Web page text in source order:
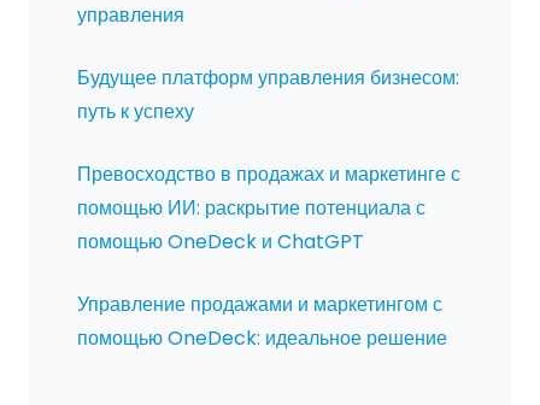
управления
Будущее платформ управления бизнесом:
путь к успеху
Превосходство в продажах и маркетинге с
помощью ИИ: раскрытие потенциала с
помощью OneDeck и ChatGPT
Управление продажами и маркетингом с
помощью OneDeck: идеальное решение